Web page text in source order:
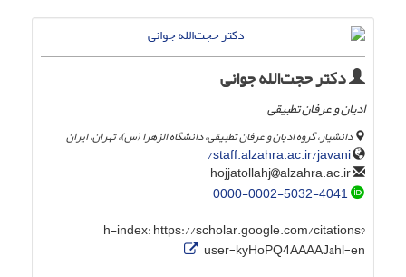
دکتر حجت‌الله جوانی
ادیان و عرفان تطبیقی
دانشیار، گروه ادیان و عرفان تطبیقی، دانشگاه الزهرا (س)، تهران، ایران
staff.alzahra.ac.ir/javani/
alzahra.ac.ir
0000-0002-5032-4041
h-index:https://scholar.google.com/citations?
user=kyHoPQ4AAAAJ&hl=en